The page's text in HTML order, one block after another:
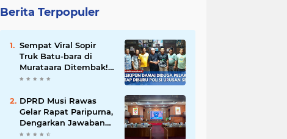
Berita Terpopuler
Sempat Viral Sopir
Truk Batu-bara di
Murataara Ditembak!
Namun Dikabarkan
DPRD Musi Rawas
Gelar Rapat Paripurna,
Dengarkan Jawaban
Eksekutif Atas 4